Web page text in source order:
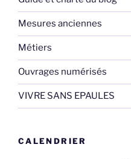
Mesures anciennes
Métiers
Ouvrages numérisés
VIVRE SANS EPAULES
CALENDRIER